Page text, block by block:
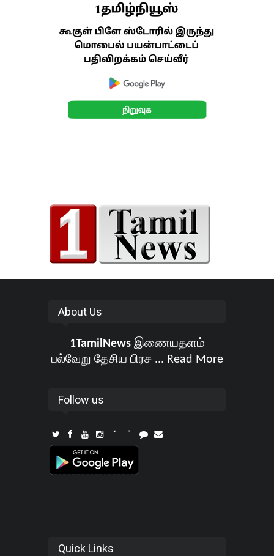
About Us
1TamilNewsஇணையதளம்
பல்வேறு தேசிய பிரச ... Read More
Follow us
Quick Links